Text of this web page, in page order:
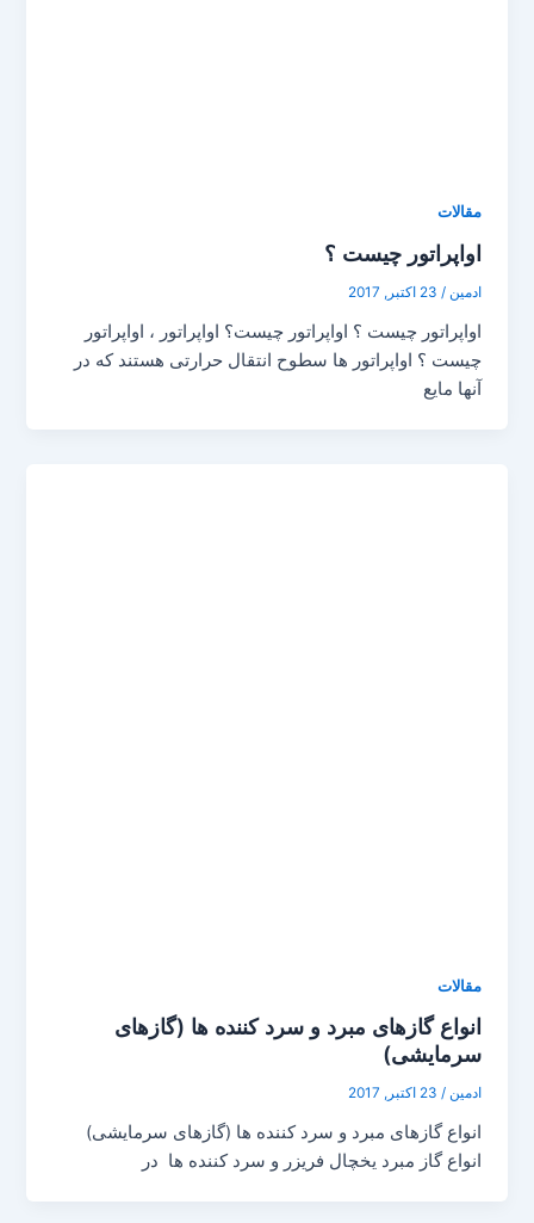
مقالات
اواپراتور چیست ؟
ادمین/ 23 اکتبر, 2017
اواپراتور چیست ؟ اواپراتور چیست؟ اواپراتور ، اواپراتور
چیست ؟ اواپراتور ها سطوح انتقال حرارتی هستند که در
آنها مایع
مقالات
انواع گازهای مبرد و سرد کننده ها (گازهای
سرمایشی)
ادمین/ 23 اکتبر, 2017
انواع گازهای مبرد و سرد کننده ها (گازهای سرمایشی)
انواع گاز مبرد یخچال فریزر و سرد کننده ها در